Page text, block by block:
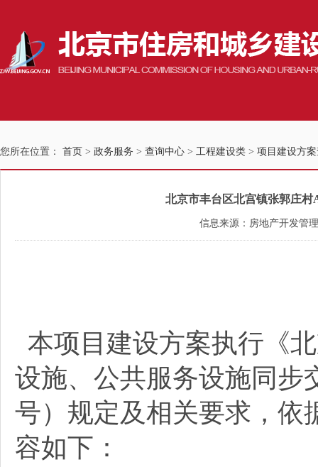
您所在位置： 首页 > 政务服务 > 查询中心 > 工程建设类 > 项目建设方
北京市丰台区北宫镇张郭庄村
信息来源：房地产开发管
本项目建设方案执行《
设施、公共服务设施同步
号）规定及相关要求，依
容如下：